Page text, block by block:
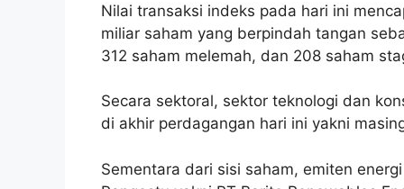
Nilai transaksi indeks pada hari ini
miliar saham yang berpindah tangan
312 saham melemah, dan 208 saham
Secara sektoral, sektor teknologi dan
di akhir perdagangan hari ini yakni
Sementara dari sisi saham, emiten